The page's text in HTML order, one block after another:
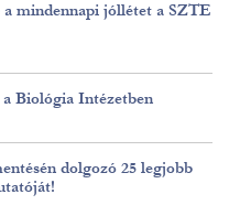
a mindennapi jóllétet a SZTE
a Biológia Intézetben
dolgozó 25 legjobb